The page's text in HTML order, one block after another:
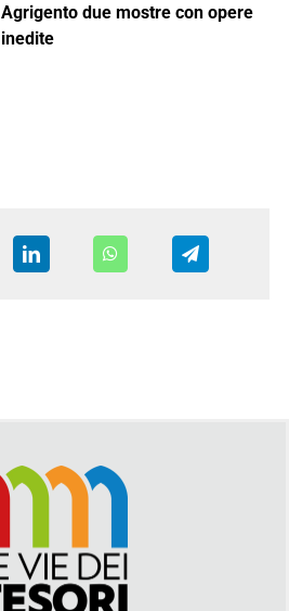
Agrigento due mostre con opere
inedite